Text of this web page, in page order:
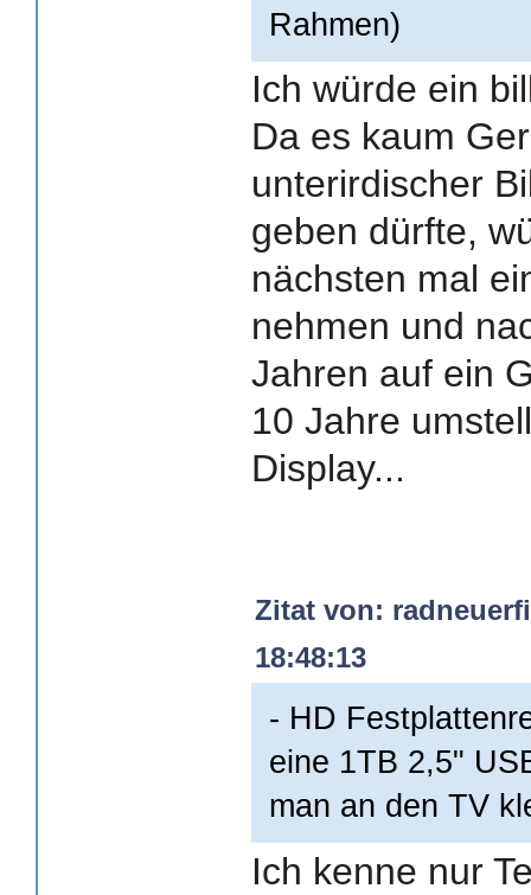
Rahmen)
Ich würde ein
Da es kaum
unterirdischer
geben dürfte,
nächsten mal
nehmen und
Jahren auf ein
10 Jahre
Display...
Zitat von:
18:48:13
- HD
eine 1TB 2,5"
man an den TV
Ich kenne nur